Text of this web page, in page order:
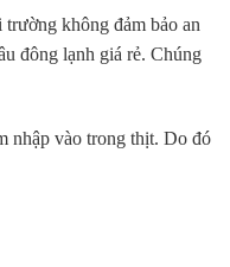
không đảm bảo an
đông lạnh giá rẻ. Chúng
nhập vào trong thịt. Do đó